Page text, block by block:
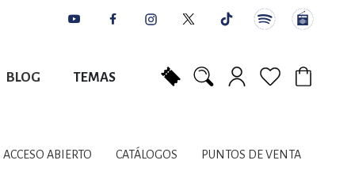
BLOG TEMAS
LITERARIOS
ACCESO ABIERTO CATÁLOGOS PUNTOS DE VENTA